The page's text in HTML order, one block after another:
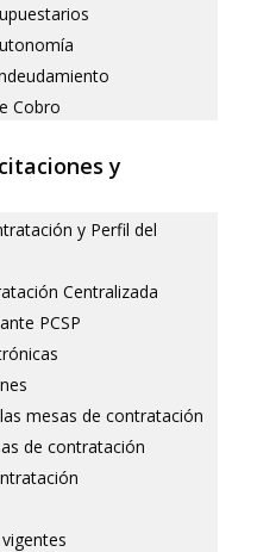
Cobro
y
y Perfil del
Centralizada
PCSP
mesas de contratación
de contratación